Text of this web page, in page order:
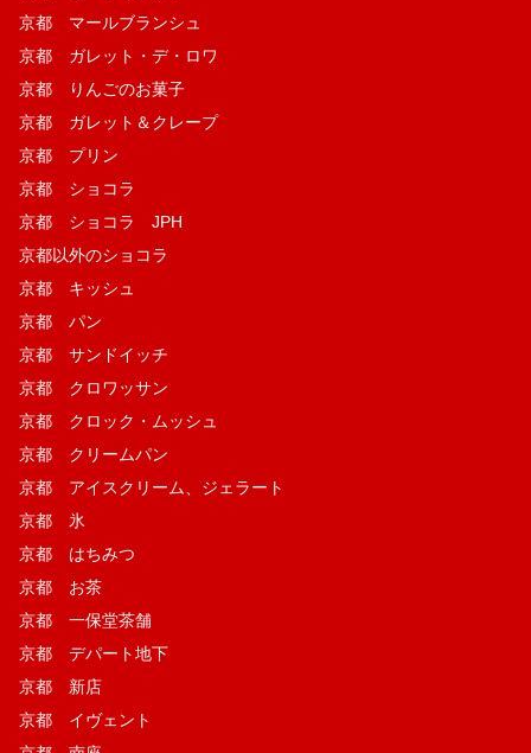
京都 マールブランシュ
京都 ガレット・デ・ロワ
京都 りんごのお菓子
京都 ガレット＆クレープ
京都 プリン
京都 ショコラ
京都 ショコラ JPH
京都以外のショコラ
京都 キッシュ
京都 パン
京都 サンドイッチ
京都 クロワッサン
京都 クロック・ムッシュ
京都 クリームパン
京都 アイスクリーム、ジェラート
京都 氷
京都 はちみつ
京都 お茶
京都 一保堂茶舗
京都 デパート地下
京都 新店
京都 イヴェント